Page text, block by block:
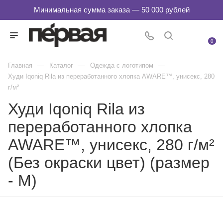
0
Главная — Каталог — Одежда с логотипом —
Худи Iqoniq Rila из переработанного хлопка AWARE™, унисекс, 280
г/м²
Худи Iqoniq Rila из
переработанного хлопка
AWARE™, унисекс, 280 г/м²
(Без окраски цвет) (размер
- M)